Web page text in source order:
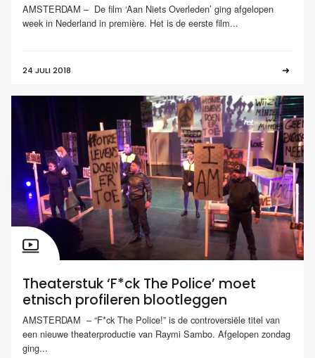
AMSTERDAM – De film ‘Aan Niets Overleden’ ging afgelopen
week in Nederland in première. Het is de eerste film...
24 JULI 2018
Theaterstuk ‘F*ck The Police’ moet
etnisch profileren blootleggen
AMSTERDAM – “F*ck The Police!” is de controversiële titel van
een nieuwe theaterproductie van Raymi Sambo. Afgelopen zondag
ging...